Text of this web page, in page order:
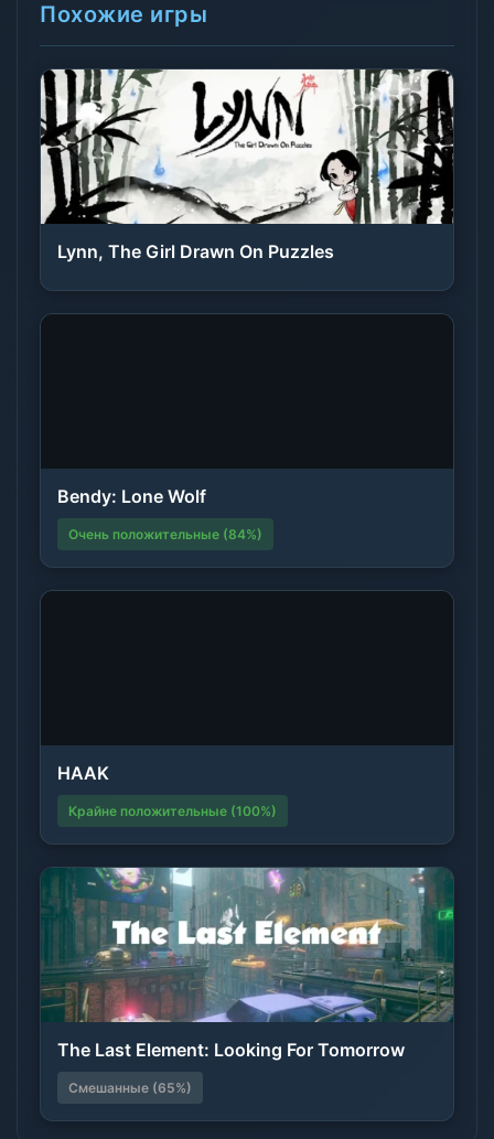
Похожие игры
Lynn, The Girl Drawn On Puzzles
Bendy: Lone Wolf
Очень положительные (84%)
HAAK
Крайне положительные (100%)
The Last Element: Looking For Tomorrow
Смешанные (65%)